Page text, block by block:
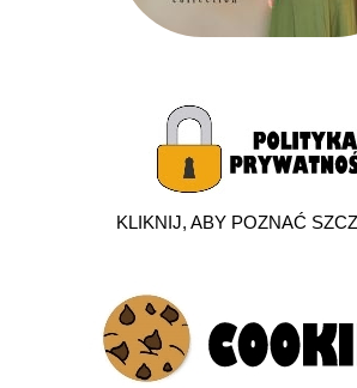
KLIKNIJ, ABY POZNAĆ